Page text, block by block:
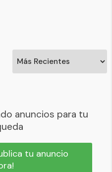
anuncios para tu
tu anuncio